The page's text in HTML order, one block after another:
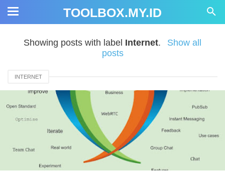
TOOLBOX.MY.ID
Showing posts with label Internet.
Show all
posts
INTERNET